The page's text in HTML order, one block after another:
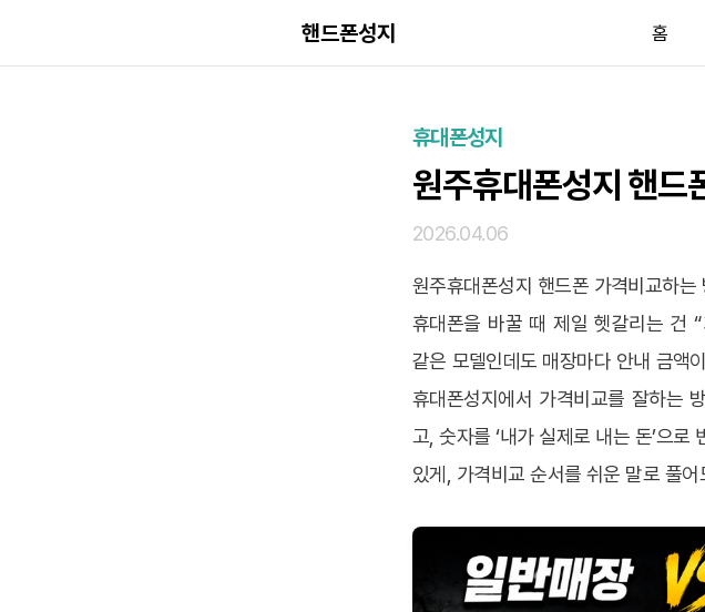
핸드폰성지 홈
휴대폰성지
원주휴대폰성지 핸드
2026.04.06
원주휴대폰성지 핸드폰 가격비교하
휴대폰을 바꿀 때 제일 헷갈리는 건
같은 모델인데도 매장마다 안내 금액
휴대폰성지에서 가격비교를 잘하는
고, 숫자를 ‘내가 실제로 내는 돈’으
있게, 가격비교 순서를 쉬운 말로 풀어